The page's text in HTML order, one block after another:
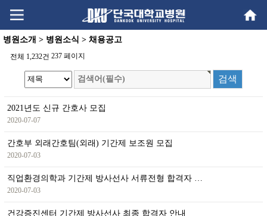
content
menu
병원소개 > 병원소식 > 채용공고
전체 1,232건 237 페이지
2021년도 신규 간호사 모집
2020-07-07
간호부 외래간호팀(외래) 기간제 보조원 모집
2020-07-03
직업환경의학과 기간제 방사선사 서류전형 합격자 …
2020-07-03
건강증진센터 기간제 방사선사 최종 합격자 안내